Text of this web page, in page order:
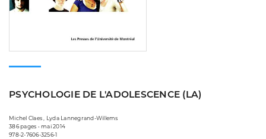
PSYCHOLOGIE DE L'ADOLESCENCE (LA)
Michel Claes , Lyda Lannegrand-Willems
386 pages • mai 2014
978-2-7606-3256-1